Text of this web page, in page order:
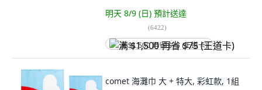
明天 8/9 (日) 預計送達
(6422)
满 $1,500 再省 $75 (王道卡)
comet 海灘巾 大 + 特大, 彩虹款, 1組